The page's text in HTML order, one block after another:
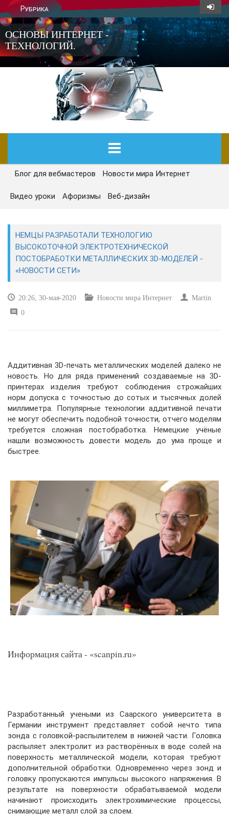
Рубрика
ОСНОВЫ ИНТЕРНЕТ -
ТЕХНОЛОГИЙ.
ГЛАВНАЯ
СЕГОДНЯ
Блог для вебмастеров Новости мира Интернет
Видео уроки Афоризмы Веб-дизайн
НЕМЦЫ РАЗРАБОТАЛИ ТЕХНОЛОГИЮ
ВЫСОКОТОЧНОЙ ЭЛЕКТРОТЕХНИЧЕСКОЙ
ПОСТОБРАБОТКИ МЕТАЛЛИЧЕСКИХ 3D-МОДЕЛЕЙ -
«НОВОСТИ СЕТИ»
20:26, 30-мая-2020 Новости мира Интернет
Martin
0
Аддитивная 3D-печать металлических моделей далеко не
новость. Но для ряда применений создаваемые на 3D-
принтерах изделия требуют соблюдения строжайших
норм допуска с точностью до сотых и тысячных долей
миллиметра. Популярные технологии аддитивной печати
не могут обеспечить подобной точности, отчего моделям
требуется сложная постобработка. Немецкие учёные
нашли возможность довести модель до ума проще и
быстрее.
Информация сайта - «scanpin.ru»
Разработанный учеными из Саарского университета в
Германии инструмент представляет собой нечто типа
зонда с головкой-распылителем в нижней части. Головка
распыляет электролит из растворённых в воде солей на
поверхность металлической модели, которая требуют
дополнительной обработки. Одновременно через зонд и
головку пропускаются импульсы высокого напряжения. В
результате на поверхности обрабатываемой модели
начинают происходить электрохимические процессы,
снимающие металл слой за слоем.